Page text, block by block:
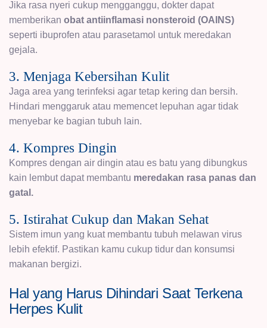
Jika rasa nyeri cukup mengganggu, dokter dapat
memberikan obat antiinflamasi nonsteroid (OAINS)
seperti ibuprofen atau parasetamol untuk meredakan
gejala.
3. Menjaga Kebersihan Kulit
Jaga area yang terinfeksi agar tetap kering dan bersih.
Hindari menggaruk atau memencet lepuhan agar tidak
menyebar ke bagian tubuh lain.
4. Kompres Dingin
Kompres dengan air dingin atau es batu yang dibungkus
kain lembut dapat membantu meredakan rasa panas dan
gatal.
5. Istirahat Cukup dan Makan Sehat
Sistem imun yang kuat membantu tubuh melawan virus
lebih efektif. Pastikan kamu cukup tidur dan konsumsi
makanan bergizi.
Hal yang Harus Dihindari Saat Terkena
Herpes Kulit